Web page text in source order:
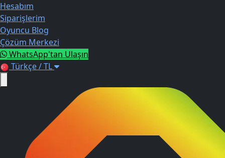
Hesabım
Siparişlerim
Oyuncu Blog
Çözüm Merkezi
WhatsApp'tan Ulaşın
Türkçe / TL